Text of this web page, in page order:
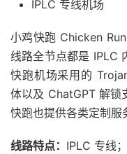
IPLC 专线机场
小鸡快跑 Chicken
线路全节点都是 IPLC
快跑机场采用的
体以及 ChatGPT 解锁
快跑也提供各类定制服
线路特点： IPLC 专线